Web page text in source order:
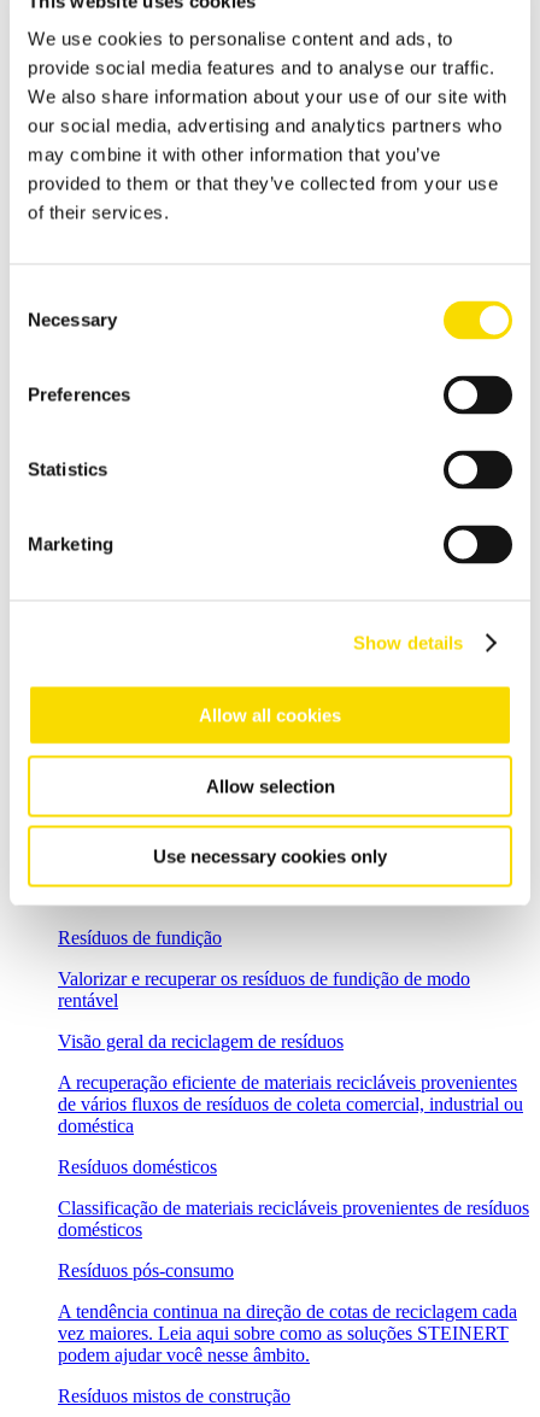
We use cookies to personalise content and ads, to
provide social media features and to analyse our traffic.
We also share information about your use of our site with
our social media, advertising and analytics partners who
may combine it with other information that you’ve
provided to them or that they’ve collected from your use
of their services.
Selection
Necessary
Preferences
Statistics
Marketing
Show details
Allow all cookies
Allow selection
Use necessary cookies only
Soluções inovadoras e baseadas em sensores fornecem alta
capacidade de separação, proporcionando uma reciclagem de
metais efetiva.
Sucata de aço
Valorização inteligente de sucata de aço, com limpeza
magnética direcionada
Separar sucata de shredder com segurança e eficiência
Resíduos de shredder
As soluções para reciclagem de resíduos de shredder
Classificação de metais não ferrosos
Recuperação eficaz e melhoria da qualidade das escórias de
Tecnologia de classificação visual de alta resolução para
Reciclagem de sucata eletrônica
Soluções flexíveis de classificação para tarefas exigentes na
Cinzas de incineração de lixo
Forte tecnologia de separação e classificação para o
Resíduos de fundição
Valorizar e recuperar os resíduos de fundição de modo
rentável
Visão geral da reciclagem de resíduos
A recuperação eficiente de materiais recicláveis provenientes
de vários fluxos de resíduos de coleta comercial, industrial ou
doméstica
Resíduos domésticos
Classificação de materiais recicláveis provenientes de resíduos
domésticos
Resíduos pós-consumo
A tendência continua na direção de cotas de reciclagem cada
vez maiores. Leia aqui sobre como as soluções STEINERT
podem ajudar você nesse âmbito.
Resíduos mistos de construção